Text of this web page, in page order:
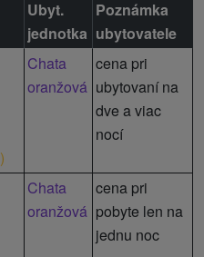
Ubyt.
jednotka
Poznámka
ubytovatele
)
Chata
oranžová
cena pri
ubytovaní na
dve a viac
nocí
Chata
oranžová
cena pri
pobyte len na
jednu noc